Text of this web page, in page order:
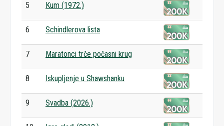
5 Kum (1972.)
6 Schindlerova lista
7 Maratonci trče počasni krug
8 Iskupljenje u Shawshanku
9 Svadba (2026.)